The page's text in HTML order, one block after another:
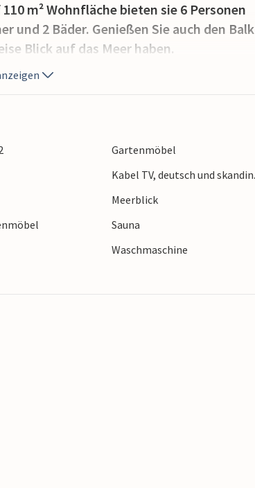
m² Wohnfläche bieten sie 6 Personen
und 2 Bäder. Genießen Sie auch den
Blick auf das Meer haben.
entfernt, wo Sie spazieren gehen
spielen. In der kalten Jahreszeit
bietet Spaß auf höchstem Niveau
Kaufen Sie jeden
besuchen Sie unter anderem das
HC Andersens Haus.
Gartenmöbel
Kabel TV, deutsch und skandin.
Meerblick
Sauna
Waschmaschine